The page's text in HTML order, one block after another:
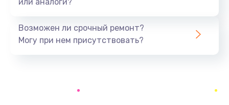
Заказать
Возможен ли срочный ремонт?
Могу при нем присутствовать?